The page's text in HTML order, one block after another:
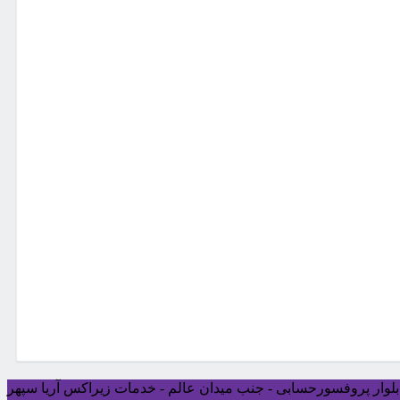
بلوار پروفسورحسابی - جنب میدان عالم - خدمات زیراکس آریا سپهر